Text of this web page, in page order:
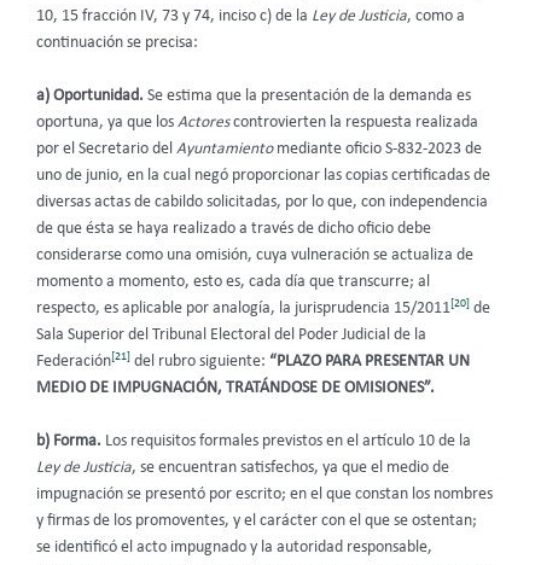
10, 15 fracción IV, 73 y 74, inciso c) de la Ley de Justicia, como a
continuación se precisa:
a) Oportunidad. Se estima que la presentación de la demanda es
oportuna, ya que los Actorescontrovierten la respuesta realizada
por el Secretario del Ayuntamientomediante oficio S-832-2023 de
uno de junio, en la cual negó proporcionar las copias certificadas de
diversas actas de cabildo solicitadas, por lo que, con independencia
de que ésta se haya realizado a través de dicho oficio debe
considerarse como una omisión, cuya vulneración se actualiza de
momento a momento, esto es, cada día que transcurre; al
respecto, es aplicable por analogía, la jurisprudencia 15/2011[20] de
Sala Superior del Tribunal Electoral del Poder Judicial de la
Federación[21] del rubro siguiente: “PLAZO PARA PRESENTAR UN
MEDIO DE IMPUGNACIÓN, TRATÁNDOSE DE OMISIONES”.
b) Forma. Los requisitos formales previstos en el artículo 10 de la
Ley de Justicia, se encuentran satisfechos, ya que el medio de
impugnación se presentó por escrito; en el que constan los nombres
y firmas de los promoventes, y el carácter con el que se ostentan;
se identificó el acto impugnado y la autoridad responsable,